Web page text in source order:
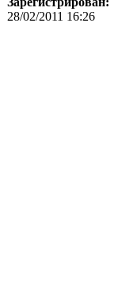
28/02/2011 16:26